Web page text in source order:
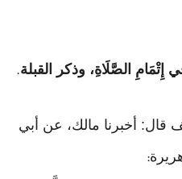
الصَّلَاةِ، وذكر القبلة.
قال: أخبرنا مالك، عن أبي
: